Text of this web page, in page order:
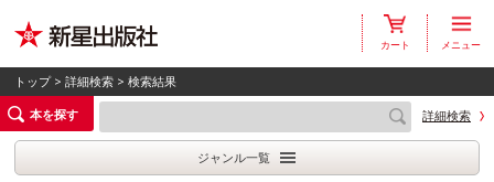
カート メニュー
トップ>詳細検索 > 検索結果
本を探す
詳細検索
ジャンル一覧